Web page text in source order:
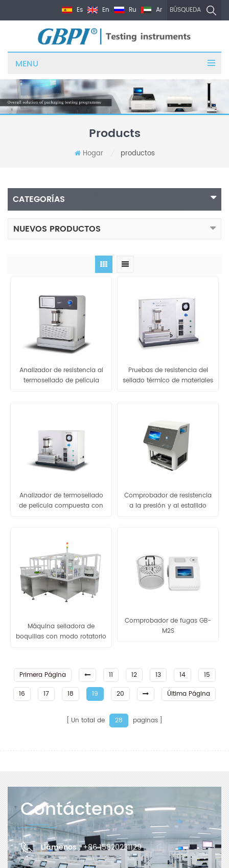
BÚSQUEDA
Es En Ru Ar
MENU
Products
Hogar productos
CATEGORÍAS
NUEVOS PRODUCTOS
Analizador de resistencia al
termosellado de película
Pruebas de resistencia del
sellado térmico de materiales
Analizador de termosellado
de película compuesta con
Comprobador de resistencia
a la presión y al estallido
Máquina selladora de
boquillas con modo rotatorio
Comprobador de fugas GB-
M2S
Primera Página 11 12 13 14
15
16
17 18 19 20 Última Página
Un total de 28 paginas
Contáctenos
Llámenos :+86 15820231129